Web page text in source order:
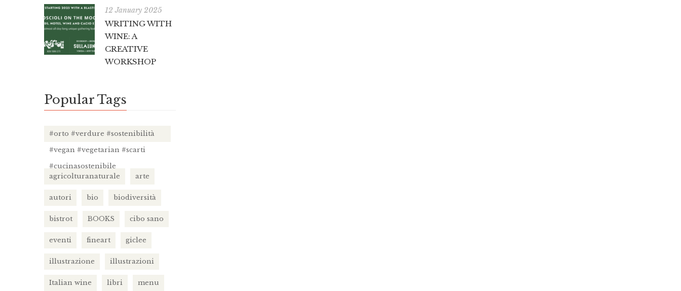
12 January 2025
WRITING WITH
WINE: A
CREATIVE
WORKSHOP
Popular Tags
#orto #verdure #sostenibilità
#vegan #vegetarian #scarti
#cucinasostenibile
agricolturanaturale
arte
autori bio biodiversità
bistrot BOOKS cibo sano
eventi fineart giclee
illustrazione illustrazioni
Italian wine libri menu